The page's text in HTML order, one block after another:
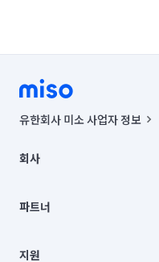
유한회사 미소 사업자 정보
00019 |
주소 | 본사: 서울특별시 종로
컨택센터 : 서울특별시 종로구
상품, 상품정보, 거래에 관한 의
회사
채용
파트너
이사
지원